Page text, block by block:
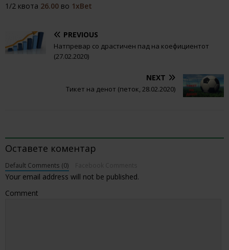
1/2 квота 26.00 во 1xBet
PREVIOUS
Натпревар со драстичен пад на коефициентот
(27.02.2020)
NEXT
Тикет на денот (петок, 28.02.2020)
Оставете коментар
Default Comments (0)
Your email address will not be published.
Comment